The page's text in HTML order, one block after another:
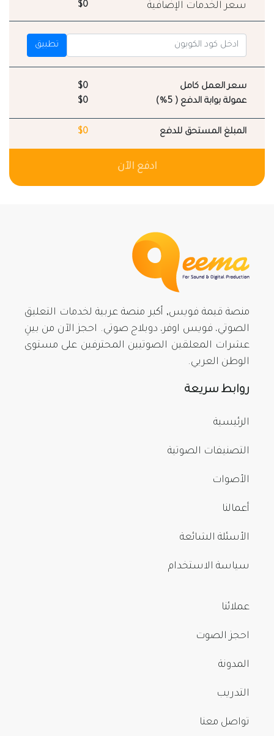
سعر الخدمات الإضافية $0
تطبيق
سعر العمل كامل
$0
عمولة بوابة الدفع ( 5%)
$0
المبلغ المستحق للدفع $0
ادفع الآن
منصة قيمة فويس, أكبر منصة عربية لخدمات التعليق
الصوتي، فويس اوفر، دوبلاج صوتي. احجز الآن من بينِ
عشرات المعلقين الصوتيين المحترفين على مستوى
الوطن العربي.
روابط سريعة
الرئيسية
التصنيفات الصوتية
الأصوات
أعمالنا
الأسئلة الشائعة
سياسة الاستخدام
عملائنا
احجز الصوت
المدونة
التدريب
تواصل معنا